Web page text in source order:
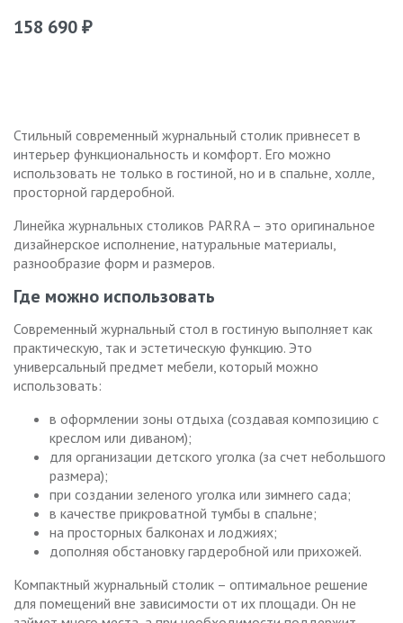
158 690 ₽
Стильный современный журнальный столик привнесет в
интерьер функциональность и комфорт. Его можно
использовать не только в гостиной, но и в спальне, холле,
просторной гардеробной.
Линейка журнальных столиков PARRA – это оригинальное
дизайнерское исполнение, натуральные материалы,
разнообразие форм и размеров.
Где можно использовать
Современный журнальный стол в гостиную выполняет как
практическую, так и эстетическую функцию. Это
универсальный предмет мебели, который можно
использовать:
в оформлении зоны отдыха (создавая композицию с
креслом или диваном);
для организации детского уголка (за счет небольшого
размера);
при создании зеленого уголка или зимнего сада;
в качестве прикроватной тумбы в спальне;
на просторных балконах и лоджиях;
дополняя обстановку гардеробной или прихожей.
Компактный журнальный столик – оптимальное решение
для помещений вне зависимости от их площади. Он не